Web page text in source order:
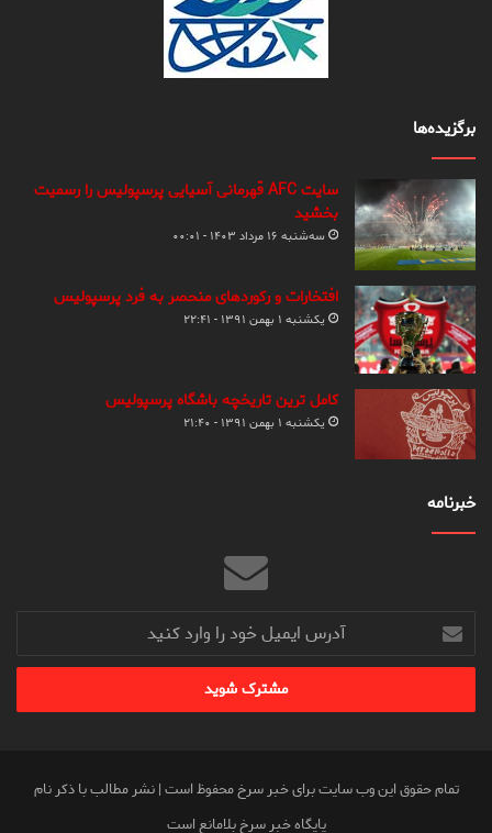
برگزیده‌ها
سایت AFC قهرمانی آسیایی پرسپولیس را رسمیت
بخشید
سه‌شنبه ۱۶ مرداد ۱۴۰۳ - ۰۰:۰۱
افتخارات و رکوردهای منحصر به فرد پرسپولیس
یکشنبه ۱ بهمن ۱۳۹۱ - ۲۲:۴۱
کامل ترین تاریخچه باشگاه پرسپولیس
یکشنبه ۱ بهمن ۱۳۹۱ - ۲۱:۴۰
خبرنامه
آدرس
ایمیل
خود
وارد
تمام حقوق این وب سایت برای خبر سرخ محفوظ است | نشر مطالب با ذکر نام
پایگاه خبر سرخ بلامانع است